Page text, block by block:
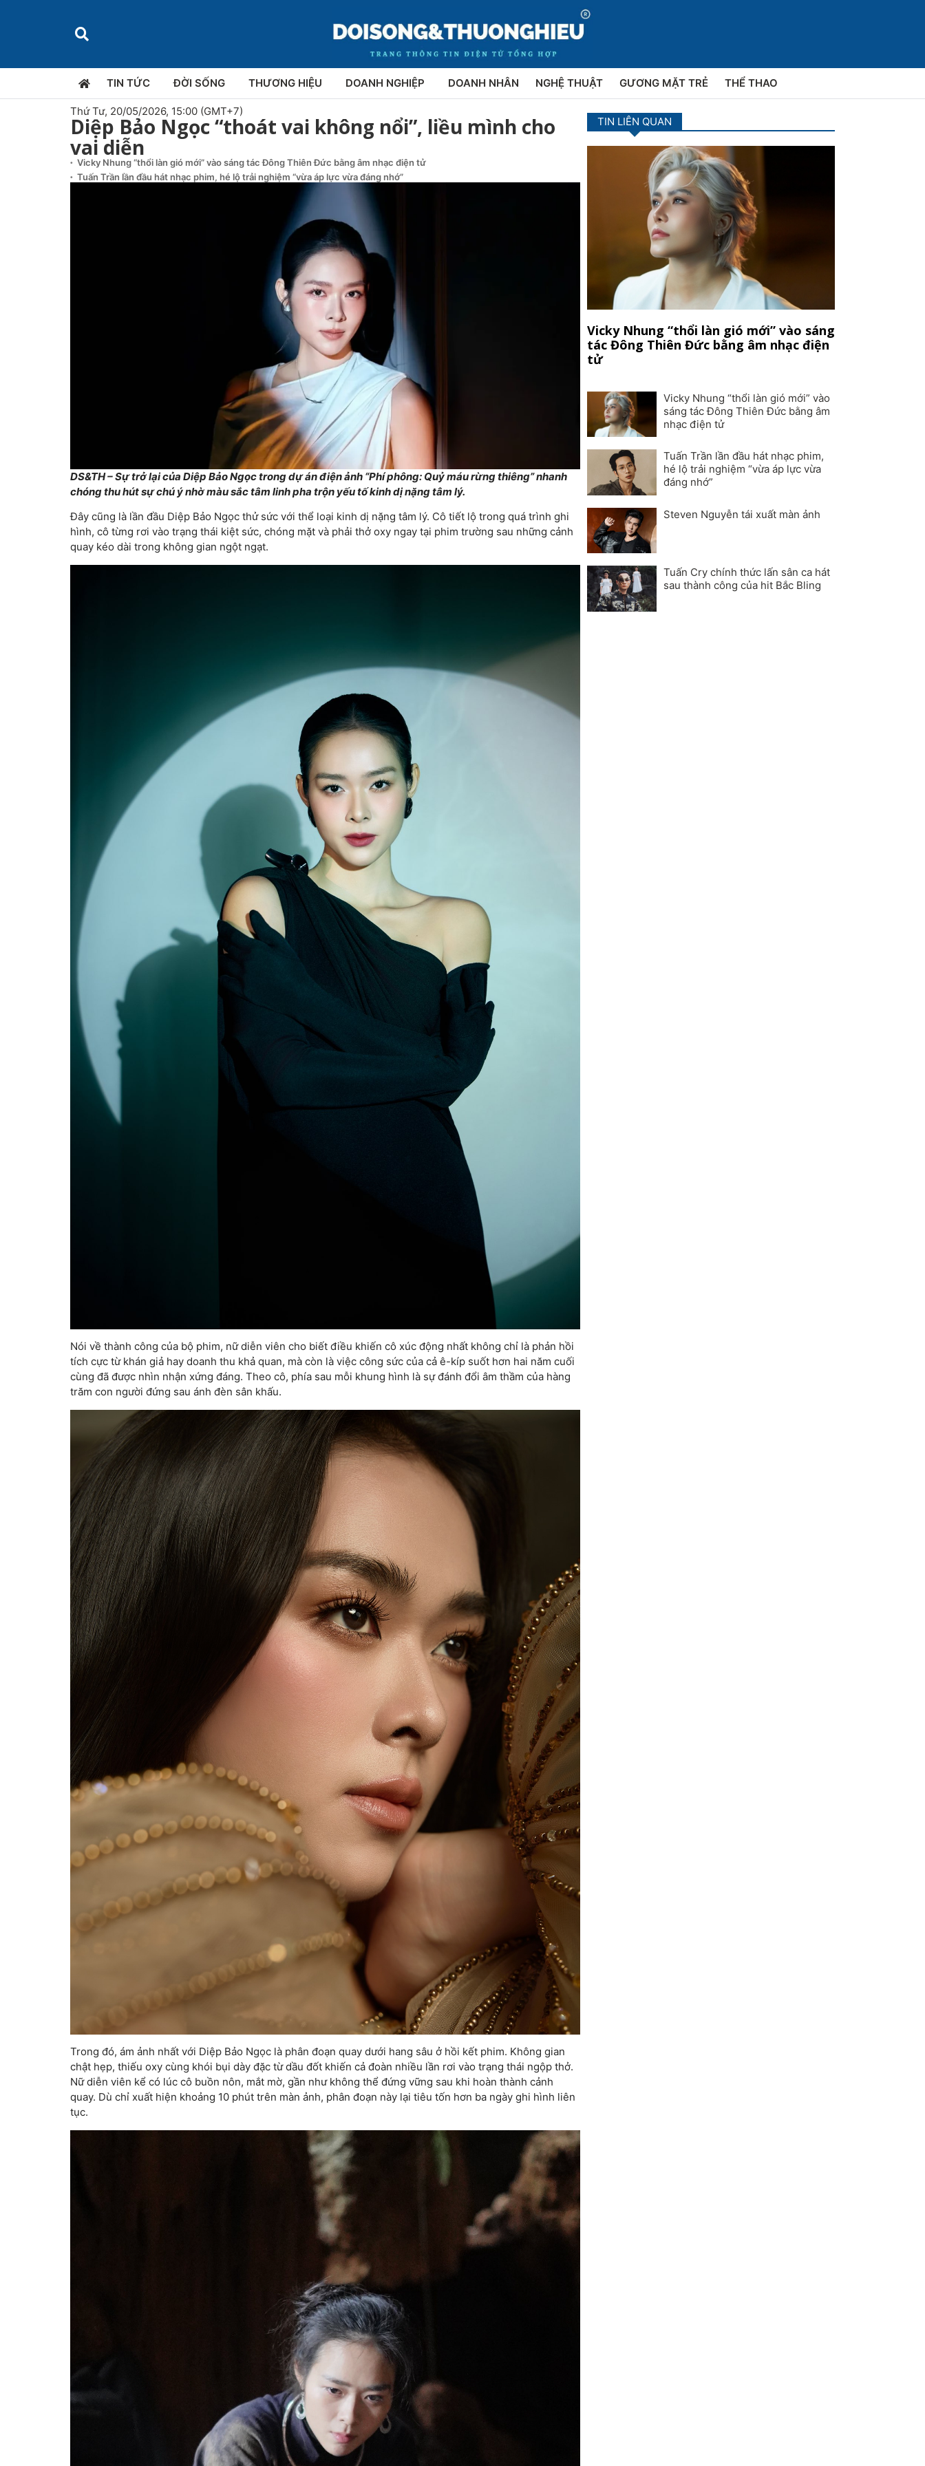
TIN TỨC ĐỜI SỐNG THƯƠNG HIỆU DOANH NGHIỆP DOANH NHÂN NGHỆ THUẬT GƯƠNG MẶT TRẺ THỂ THAO
Thứ Tư, 20/05/2026, 15:00 (GMT+7)
Diệp Bảo Ngọc “thoát vai không nổi”, liều mình cho
vai diễn
Vicky Nhung “thổi làn gió mới” vào sáng tác Đông Thiên Đức bằng âm nhạc điện tử
Tuấn Trần lần đầu hát nhạc phim, hé lộ trải nghiệm “vừa áp lực vừa đáng nhớ”
DS&TH – Sự trở lại của Diệp Bảo Ngọctrong dự án điện ảnh “Phí phông: Quỷ máu rừng thiêng”nhanh
chóng thu hút sự chú ý nhờ màu sắc tâm linh pha trộn yếu tố kinh dị nặng tâm lý.
Đây cũng là lần đầu Diệp Bảo Ngọc thử sức với thể loại kinh dị nặng tâm lý. Cô tiết lộ trong quá trình ghi
hình, cô từng rơi vào trạng thái kiệt sức, chóng mặt và phải thở oxy ngay tại phim trường sau những cảnh
quay kéo dài trong không gian ngột ngạt.
Nói về thành công của bộ phim, nữ diễn viên cho biết điều khiến cô xúc động nhất không chỉ là phản hồi
tích cực từ khán giả hay doanh thu khả quan, mà còn là việc công sức của cả ê-kíp suốt hơn hai năm cuối
cùng đã được nhìn nhận xứng đáng. Theo cô, phía sau mỗi khung hình là sự đánh đổi âm thầm của hàng
trăm con người đứng sau ánh đèn sân khấu.
Trong đó, ám ảnh nhất với Diệp Bảo Ngọc là phân đoạn quay dưới hang sâu ở hồi kết phim. Không gian
chật hẹp, thiếu oxy cùng khói bụi dày đặc từ dầu đốt khiến cả đoàn nhiều lần rơi vào trạng thái ngộp thở.
Nữ diễn viên kể có lúc cô buồn nôn, mắt mờ, gần như không thể đứng vững sau khi hoàn thành cảnh
quay. Dù chỉ xuất hiện khoảng 10 phút trên màn ảnh, phân đoạn này lại tiêu tốn hơn ba ngày ghi hình liên
tục.
TIN LIÊN QUAN
Vicky Nhung “thổi làn gió mới” vào sáng
tác Đông Thiên Đức bằng âm nhạc điện
tử
Vicky Nhung “thổi làn gió mới” vào
sáng tác Đông Thiên Đức bằng âm
nhạc điện tử
Tuấn Trần lần đầu hát nhạc phim,
hé lộ trải nghiệm “vừa áp lực vừa
đáng nhớ”
Steven Nguyễn tái xuất màn ảnh
Tuấn Cry chính thức lấn sân ca hát
sau thành công của hit Bắc Bling